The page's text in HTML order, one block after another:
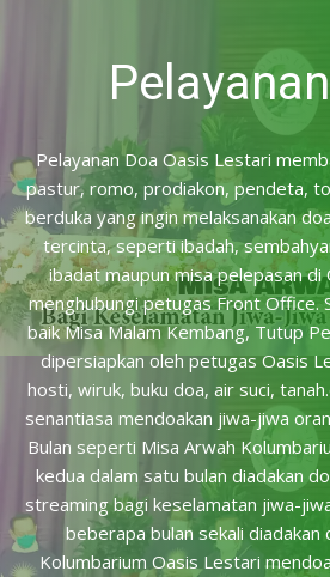
Pelayanan Doa Oasis Lestari
pastur, romo, prodiakon, pendeta,
berduka yang ingin melaksanakan
tercinta, seperti ibadah,
ibadat maupun misa pelepasan
menghubungi petugas Front Office.
baik Misa Malam Kembang, Tutup
dipersiapkan oleh petugas Oasis
hosti, wiruk, buku doa, air suci,
senantiasa mendoakan jiwa-jiwa
Bulan seperti Misa Arwah
kedua dalam satu bulan diadakan
streaming bagi keselamatan jiwa-
beberapa bulan sekali diadakan
Kolumbarium Oasis Lestari